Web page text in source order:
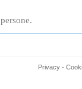
persone.
Privacy -